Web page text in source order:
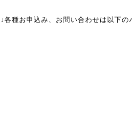
↓各種お申込み、お問い合わせは以下の